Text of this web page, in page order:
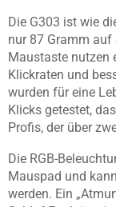
Die G303 ist wie
nur 87 Gramm auf
Maustaste nutzen
Klickraten und
wurden für eine
Klicks getestet,
Profis, der über
Die RGB-
Mauspad und
werden. Ein